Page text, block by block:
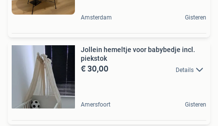
Amsterdam Gisteren
Jollein hemeltje voor babybedje incl.
piekstok
€ 30,00 Details
Amersfoort Gisteren